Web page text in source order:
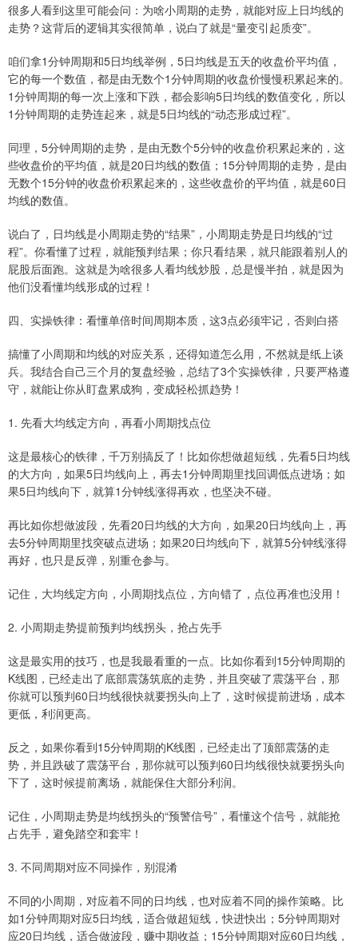
很多人看到这里可能会问：为啥小周期的走势，就能对应上日均线的
走势？这背后的逻辑其实很简单，说白了就是“量变引起质变”。
咱们拿1分钟周期和5日均线举例，5日均线是五天的收盘价平均值，
它的每一个数值，都是由无数个1分钟周期的收盘价慢慢积累起来的。
1分钟周期的每一次上涨和下跌，都会影响5日均线的数值变化，所以
1分钟周期的走势连起来，就是5日均线的“动态形成过程”。
同理，5分钟周期的走势，是由无数个5分钟的收盘价积累起来的，这
些收盘价的平均值，就是20日均线的数值；15分钟周期的走势，是由
无数个15分钟的收盘价积累起来的，这些收盘价的平均值，就是60日
均线的数值。
说白了，日均线是小周期走势的“结果”，小周期走势是日均线的“过
程”。你看懂了过程，就能预判结果；你只看结果，就只能跟着别人的
屁股后面跑。这就是为啥很多人看均线炒股，总是慢半拍，就是因为
他们没看懂均线形成的过程！
四、实操铁律：看懂单倍时间周期本质，这3点必须牢记，否则白搭
搞懂了小周期和均线的对应关系，还得知道怎么用，不然就是纸上谈
兵。我结合自己三个月的复盘经验，总结了3个实操铁律，只要严格遵
守，就能让你从盯盘累成狗，变成轻松抓趋势！
1. 先看大均线定方向，再看小周期找点位
这是最核心的铁律，千万别搞反了！比如你想做超短线，先看5日均线
的大方向，如果5日均线向上，再去1分钟周期里找回调低点进场；如
果5日均线向下，就算1分钟线涨得再欢，也坚决不碰。
再比如你想做波段，先看20日均线的大方向，如果20日均线向上，再
去5分钟周期里找突破点进场；如果20日均线向下，就算5分钟线涨得
再好，也只是反弹，别重仓参与。
记住，大均线定方向，小周期找点位，方向错了，点位再准也没用！
2. 小周期走势提前预判均线拐头，抢占先手
这是最实用的技巧，也是我最看重的一点。比如你看到15分钟周期的
K线图，已经走出了底部震荡筑底的走势，并且突破了震荡平台，那
你就可以预判60日均线很快就要拐头向上了，这时候提前进场，成本
更低，利润更高。
反之，如果你看到15分钟周期的K线图，已经走出了顶部震荡的走
势，并且跌破了震荡平台，那你就可以预判60日均线很快就要拐头向
下了，这时候提前离场，就能保住大部分利润。
记住，小周期走势是均线拐头的“预警信号”，看懂这个信号，就能抢
占先手，避免踏空和套牢！
3. 不同周期对应不同操作，别混淆
不同的小周期，对应着不同的日均线，也对应着不同的操作策略。比
如1分钟周期对应5日均线，适合做超短线，快进快出；5分钟周期对
应20日均线，适合做波段，赚中期收益；15分钟周期对应60日均线，